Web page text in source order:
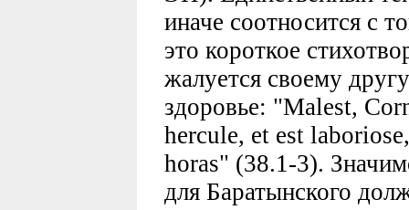
иначе соотносится с
это короткое
жалуется своему
здоровье: "Malest,
hercule, et est
horas" (38.1-3).
для Баратынского